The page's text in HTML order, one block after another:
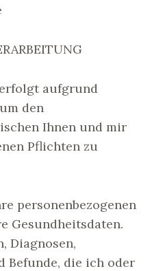
aufgrund
den
Ihnen und mir
Pflichten zu
personenbezogenen
Gesundheitsdaten.
Diagnosen,
Befunde, die ich oder